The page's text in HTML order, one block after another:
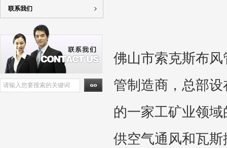
联系我们
佛山市索克斯布
管制造商，总部
的一家工矿业领
供空气通风和瓦